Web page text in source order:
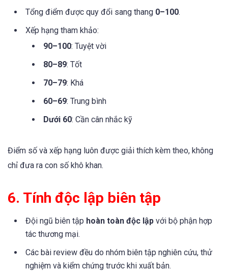
Tổng điểm được quy đổi sang thang 0–100.
Xếp hạng tham khảo:
90–100: Tuyệt vời
80–89: Tốt
70–79: Khá
60–69: Trung bình
Dưới 60: Cần cân nhắc kỹ
Điểm số và xếp hạng luôn được giải thích kèm theo, không
chỉ đưa ra con số khô khan.
6. Tính độc lập biên tập
Đội ngũ biên tập hoàn toàn độc lập với bộ phận hợp
tác thương mại.
Các bài review đều do nhóm biên tập nghiên cứu, thử
nghiệm và kiểm chứng trước khi xuất bản.